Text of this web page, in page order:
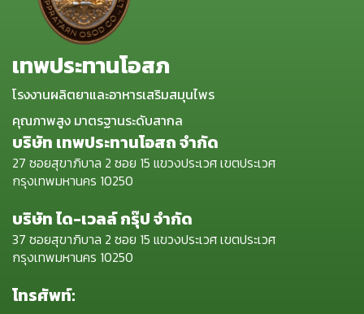
เทพประทานโอสภ
โรงงานผลิตยาและอาหารเสริมสมุนไพร
คุณภาพสูง มาตรฐานระดับสากล
บริษัท เทพประทานโอสถ จำกัด
27 ซอยสุขาภิบาล 2 ซอย 15 แขวงประเวศ เขตประเวศ
กรุงเทพมหานคร 10250
บริษัท ได-เวลล์ กรุ๊ป จำกัด
37 ซอยสุขาภิบาล 2 ซอย 15 แขวงประเวศ เขตประเวศ
กรุงเทพมหานคร 10250
โทรศัพท์: